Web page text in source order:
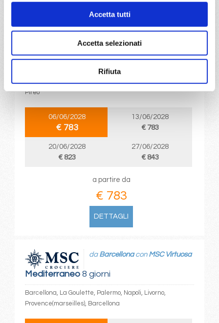
Accetta tutti
Accetta selezionati
Rifiuta
Mediterraneo8 giorni
daPireoconMSC Orchestra
Pireo, Katakolon, Cefalonia-argostoli, Corfu, Bari, Santorini,
Pireo
06/06/2028
€ 783
13/06/2028
€ 783
20/06/2028
€ 823
27/06/2028
€ 843
a partire da
€ 783
DETTAGLI
Mediterraneo8 giorni
da Barcellonacon MSC Virtuosa
Barcellona, La Goulette, Palermo, Napoli, Livorno,
Provence(marseilles), Barcellona